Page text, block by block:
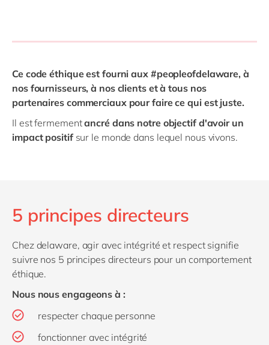
Ce code éthique est fourni aux #peopleofdelaware, à
nos fournisseurs, à nos clients et à tous nos
partenaires commerciaux pour faire ce qui est juste.
Il est fermementancré dans notre objectif d'avoir un
impact positifsur le monde dans lequel nous vivons.
5 principes directeurs
Chez delaware, agir avec intégrité et respect signifie
suivre nos 5 principes directeurs pour un comportement
éthique.
Nous nous engageons à :
respecter chaque personne
fonctionner avec intégrité